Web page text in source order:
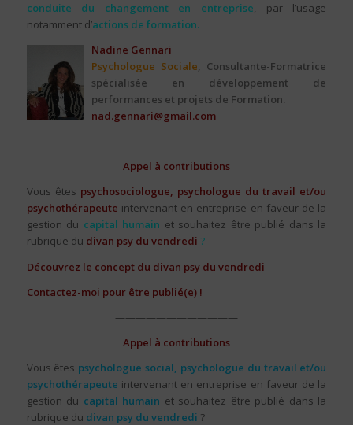
conduite du changement en entreprise, par l’usage
notamment d’actions de formation.
Nadine Gennari
Psychologue Sociale, Consultante-Formatrice
spécialisée en développement de
performances et projets de Formation.
nad.gennari@gmail.com
————————————
Appel à contributions
Vous êtes psychosociologue, psychologue du travail et/ou
psychothérapeute intervenant en entreprise en faveur de la
gestion du capital humain et souhaitez être publié dans la
rubrique du divan psy du vendredi ?
Découvrez le concept du divan psy du vendredi
Contactez-moi pour être publié(e) !
————————————
Appel à contributions
Vous êtes psychologue social, psychologue du travail et/ou
psychothérapeute intervenant en entreprise en faveur de la
gestion du capital humain et souhaitez être publié dans la
rubrique du divan psy du vendredi ?